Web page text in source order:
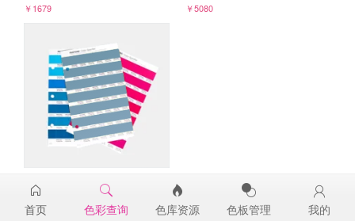
￥1679
￥5080
17-4320TPG
￥98
首页 色彩查询 色库资源 色板管理 我的